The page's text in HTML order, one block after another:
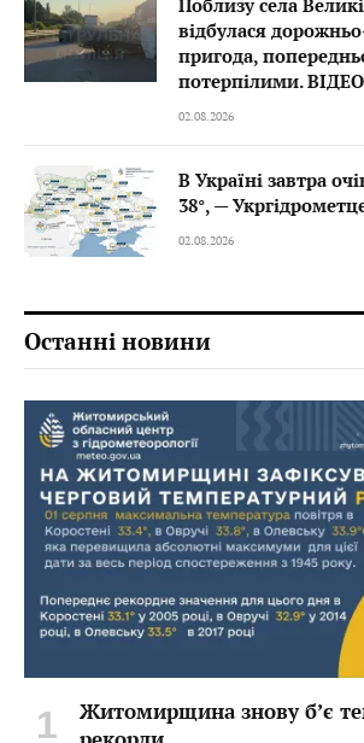
Поблизу села
відбулася
пригода,
потерпілими. ВІДЕО
02.08.2026
В Україні завтра
38°, —
02.08.2026
Останні новини
Житомирщина знову б’є